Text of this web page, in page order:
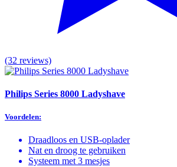
(32 reviews)
Philips Series 8000 Ladyshave
Voordelen:
Draadloos en USB-oplader
Nat en droog te gebruiken
Systeem met 3 mesjes